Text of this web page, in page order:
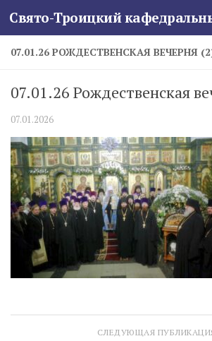
Skip to content
07.01.26 РОЖДЕСТВЕНСКАЯ ВЕЧЕРНЯ
07.01.26 Рождественская
07.01.2026
СЛЕДУЮЩАЯ